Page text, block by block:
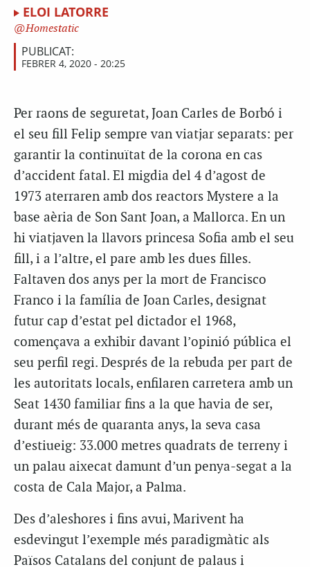
ELOI LATORRE
Homestatic
PUBLICAT:
FEBRER 4, 2020 - 20:25
Per raons de seguretat, Joan Carles de Borbó i
el seu fill Felip sempre van viatjar separats: per
garantir la continuïtat de la corona en cas
d’accident fatal. El migdia del 4 d’agost de
1973 aterraren amb dos reactors Mystere a la
base aèria de Son Sant Joan, a Mallorca. En un
hi viatjaven la llavors princesa Sofia amb el seu
fill, i a l’altre, el pare amb les dues filles.
Faltaven dos anys per la mort de Francisco
Franco i la família de Joan Carles, designat
futur cap d’estat pel dictador el 1968,
començava a exhibir davant l’opinió pública el
seu perfil regi. Després de la rebuda per part de
les autoritats locals, enfilaren carretera amb un
Seat 1430 familiar fins a la que havia de ser,
durant més de quaranta anys, la seva casa
d’estiueig: 33.000 metres quadrats de terreny i
un palau aixecat damunt d’un penya-segat a la
costa de Cala Major, a Palma.
Des d’aleshores i fins avui, Marivent ha
esdevingut l’exemple més paradigmàtic als
Països Catalans del conjunt de palaus i